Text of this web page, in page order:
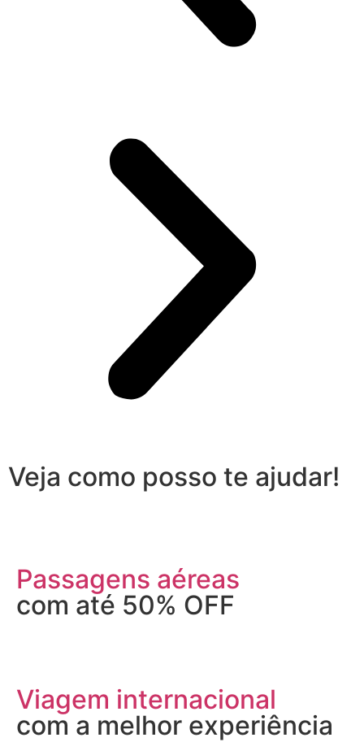
Veja como posso te ajudar!
Passagens aéreas
com até 50% OFF
Viagem internacional
com a melhor experiência